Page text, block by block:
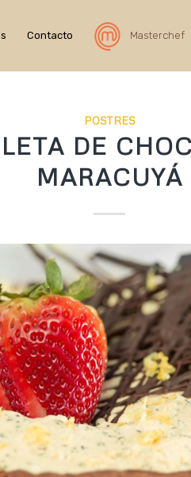
Contacto Masterchef
POSTRES
DE
MARACUYÁ